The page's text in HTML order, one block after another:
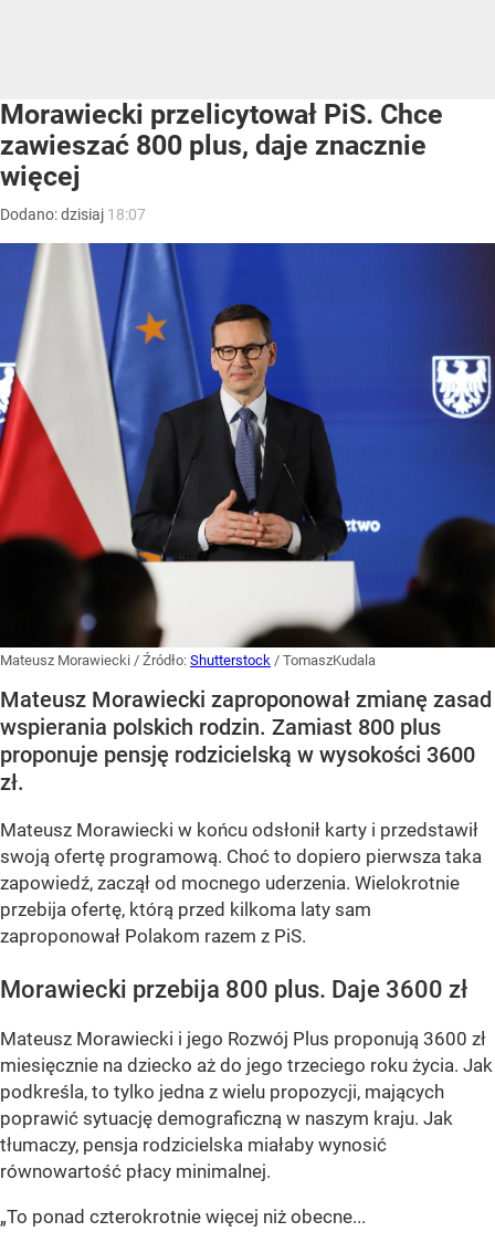
Morawiecki przelicytował PiS. Chce
zawieszać 800 plus, daje znacznie
więcej
Dodano:dzisiaj 18:07
Mateusz Morawiecki / Źródło: Shutterstock / TomaszKudala
Mateusz Morawiecki zaproponował zmianę zasad
wspierania polskich rodzin. Zamiast 800 plus
proponuje pensję rodzicielską w wysokości 3600
zł.
Mateusz Morawiecki w końcu odsłonił karty i przedstawił
swoją ofertę programową. Choć to dopiero pierwsza taka
zapowiedź, zaczął od mocnego uderzenia. Wielokrotnie
przebija ofertę, którą przed kilkoma laty sam
zaproponował Polakom razem z PiS.
Morawiecki przebija 800 plus. Daje 3600 zł
Mateusz Morawiecki i jego Rozwój Plus proponują 3600 zł
miesięcznie na dziecko aż do jego trzeciego roku życia. Jak
podkreśla, to tylko jedna z wielu propozycji, mających
poprawić sytuację demograficzną w naszym kraju. Jak
tłumaczy, pensja rodzicielska miałaby wynosić
równowartość płacy minimalnej.
„To ponad czterokrotnie więcej niż obecne...